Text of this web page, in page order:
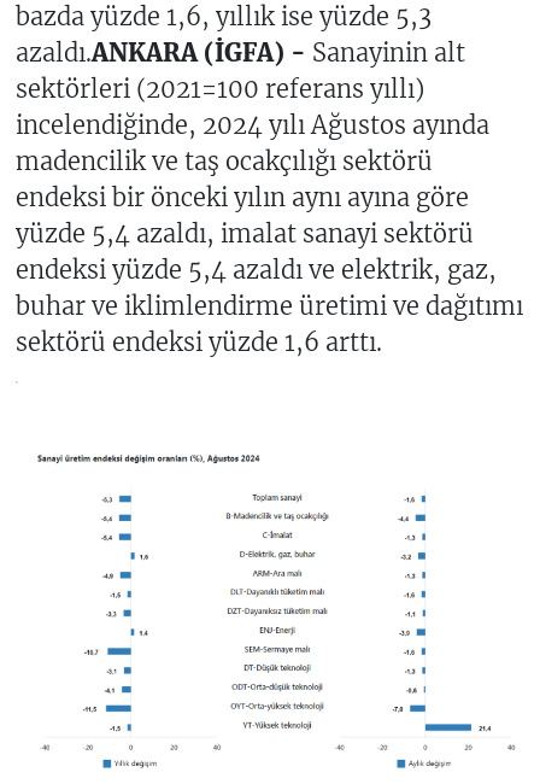
bazda yüzde 1,6, yıllık ise yüzde 5,3
azaldı.ANKARA (İGFA) - Sanayinin alt
sektörleri (2021=100 referans yıllı)
incelendiğinde, 2024 yılı Ağustos ayında
madencilik ve taş ocakçılığı sektörü
endeksi bir önceki yılın aynı ayına göre
yüzde 5,4 azaldı, imalat sanayi sektörü
endeksi yüzde 5,4 azaldı ve elektrik, gaz,
buhar ve iklimlendirme üretimi ve dağıtımı
sektörü endeksi yüzde 1,6 arttı.